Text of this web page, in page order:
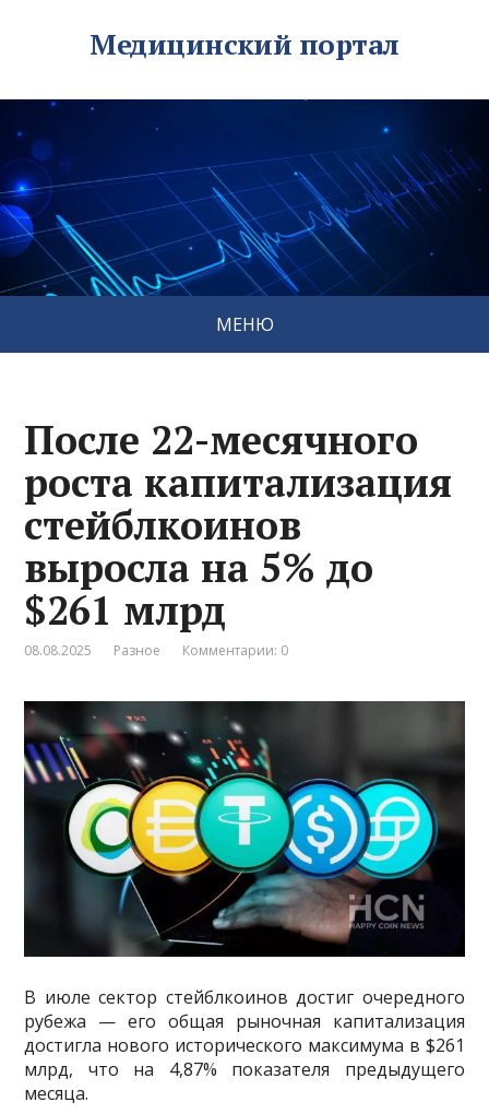
Медицинский портал
МЕНЮ
После 22-месячного
роста капитализация
стейблкоинов
выросла на 5% до
$261 млрд
08.08.2025 Разное Комментарии: 0
В июле сектор стейблкоинов достиг очередного
рубежа — его общая рыночная капитализация
достигла нового исторического максимума в $261
млрд, что на 4,87% показателя предыдущего
месяца.